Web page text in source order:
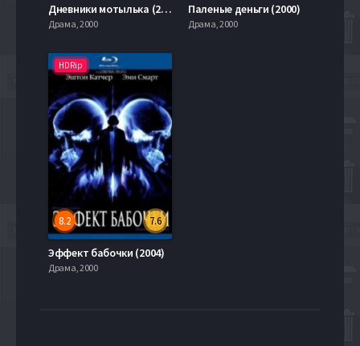
Дневники мотылька (2011)
Драма, 2000
Паленые деньги (2000)
Драма, 2000
HDRip
7.6
8.2
Эффект бабочки (2004)
Драма, 2000